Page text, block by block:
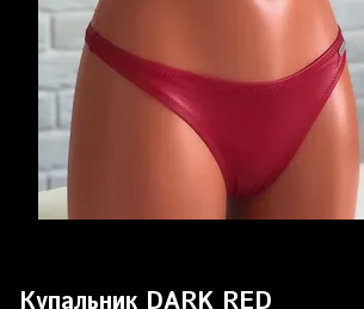
Купальник DARK RED